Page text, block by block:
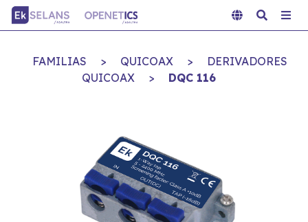
FAMILIAS > QUICOAX >
DERIVADORES
QUICOAX
> DQC 116